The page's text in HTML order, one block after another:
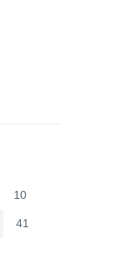
10
41